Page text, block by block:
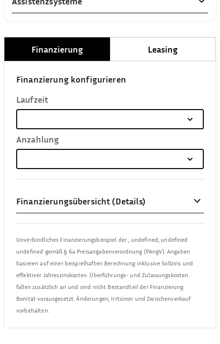
Finanzierung Leasing
Finanzierung konfigurieren
Laufzeit
Anzahlung
Finanzierungsübersicht (Details)
Unverbindliches Finanzierungsbeispiel der
undefined, undefined
undefined gemäß § 6a Preisangabenverordnung (PAngV). Angaben
basieren auf einer beispielhaften Berechnung inklusive Sollzins und
effektiver Jahreszinskosten. Überführungs- und Zulassungskosten
fallen zusätzlich an und sind nicht Bestandteil der Finanzierung.
Bonität vorausgesetzt. Änderungen, Irrtümer und Zwischenverkauf
vorbehalten.